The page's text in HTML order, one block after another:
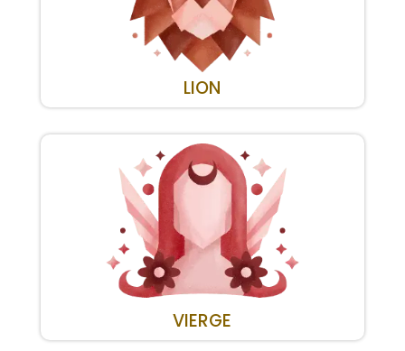
LION
VIERGE